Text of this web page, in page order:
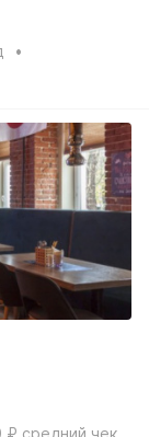
₽ средний чек